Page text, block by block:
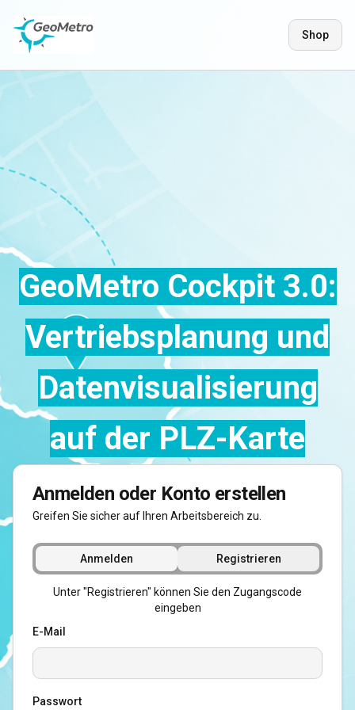
Shop
GeoMetro Cockpit 3.0:
Vertriebsplanung und
Datenvisualisierung
auf der PLZ-Karte
Anmelden oder Konto erstellen
Greifen Sie sicher auf Ihren Arbeitsbereich zu.
Anmelden Registrieren
Unter "Registrieren" können Sie den Zugangscode
eingeben
E-Mail
Passwort